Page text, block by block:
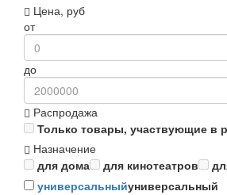
Цена, руб
от
до
Распродажа
Только товары, участвующие в
Назначение
для дома
для кинотеатров
универсальныйуниверсальный